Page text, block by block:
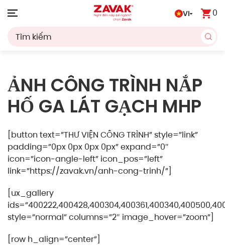
VI 0
ẢNH CÔNG TRÌNH NẮP
HỐ GA LÁT GẠCH MHP
[button text=”THƯ VIỆN CÔNG TRÌNH” style=”link”
padding=”0px 0px 0px 0px” expand=”0″
icon=”icon-angle-left” icon_pos=”left”
link=”https://zavak.vn/anh-cong-trinh/”]
[ux_gallery
style=”normal” columns=”2″ image_hover=”zoom”]
[row h_align=”center”]